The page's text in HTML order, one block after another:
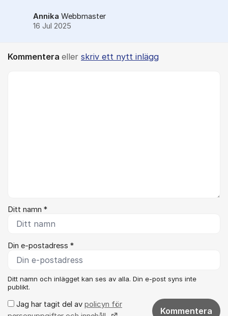
Annika Webbmaster
16 Jul 2025
Kommentera eller skriv ett nytt inlägg
Ditt namn *
Din e-postadress *
Ditt namn och inlägget kan ses av alla. Din e-post syns inte
publikt.
Jag har tagit del av policyn för
Kommentera